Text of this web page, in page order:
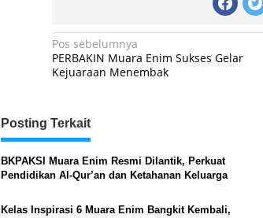
Navigasi
pos
Pos sebelumnya
PERBAKIN Muara Enim Sukses Gelar
Kejuaraan Menembak
Posting Terkait
BKPAKSI Muara Enim Resmi Dilantik, Perkuat
Pendidikan Al-Qur’an dan Ketahanan Keluarga
Kelas Inspirasi 6 Muara Enim Bangkit Kembali,